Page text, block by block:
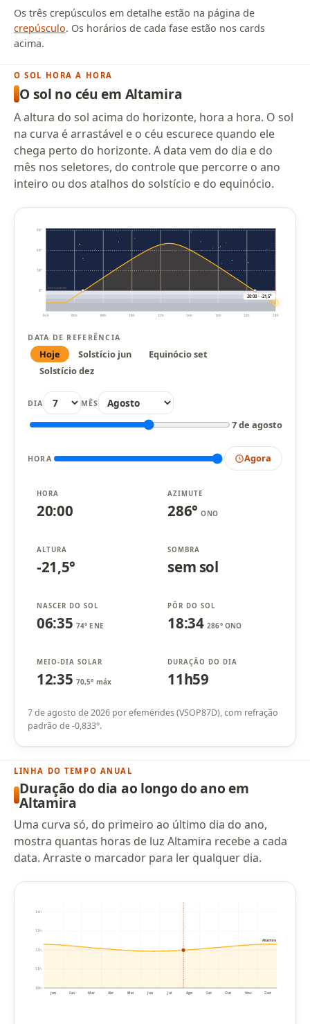
Os três crepúsculos em detalhe estão na página de
crepúsculo. Os horários de cada fase estão nos cards
acima.
O SOL HORA A HORA
O sol no céu em Altamira
A altura do sol acima do horizonte, hora a hora. O sol
na curva é arrastável e o céu escurece quando ele
chega perto do horizonte. A data vem do dia e do
mês nos seletores, do controle que percorre o ano
inteiro ou dos atalhos do solstício e do equinócio.
0°
30°
60°
90°
horizonte
04h 06h 08h 10h 12h 14h 16h 18h 20h
20:00 · -21,5°
DATA DE REFERÊNCIA
Hoje Solstício jun
Equinócio set
Solstício dez
DIA MÊS
7 de agosto
HORA Agora
HORA
20:00
AZIMUTE
286°ONO
ALTURA
-21,5°
SOMBRA
sem sol
NASCER DO SOL
06:35 74° ENE
PÔR DO SOL
18:34 286° ONO
MEIO-DIA SOLAR
12:35 70,5° máx
DURAÇÃO DO DIA
11h59
7 de agosto de 2026 por efemérides (VSOP87D), com refração
padrão de -0,833°.
LINHA DO TEMPO ANUAL
Duração do dia ao longo do ano em
Altamira
Uma curva só, do primeiro ao último dia do ano,
mostra quantas horas de luz Altamira recebe a cada
data. Arraste o marcador para ler qualquer dia.
10h
11h
12h
13h
14h
Jan Fev Mar Abr Mai Jun Jul Ago Set Out Nov Dez
Altamira